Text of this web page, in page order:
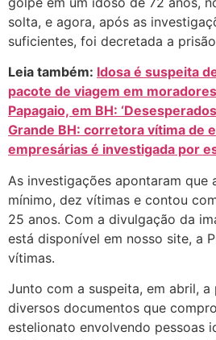
solta, e agora, após as
suficientes, foi decretada a
Leia também: Idosa é suspeita
pacote de viagem em
Papagaio, em BH:
Grande BH: corretora vítima de
empresárias é investigada por
As investigações apontaram que
mínimo, dez vítimas e contou
25 anos. Com a divulgação da
está disponível em nosso site, a
vítimas.
Junto com a suspeita, em abril, a
diversos documentos que
estelionato envolvendo pessoas